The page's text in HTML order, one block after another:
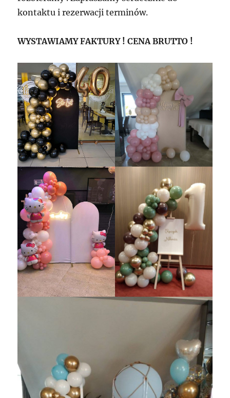
kontaktu i rezerwacji terminów.
WYSTAWIAMY FAKTURY ! CENA BRUTTO !